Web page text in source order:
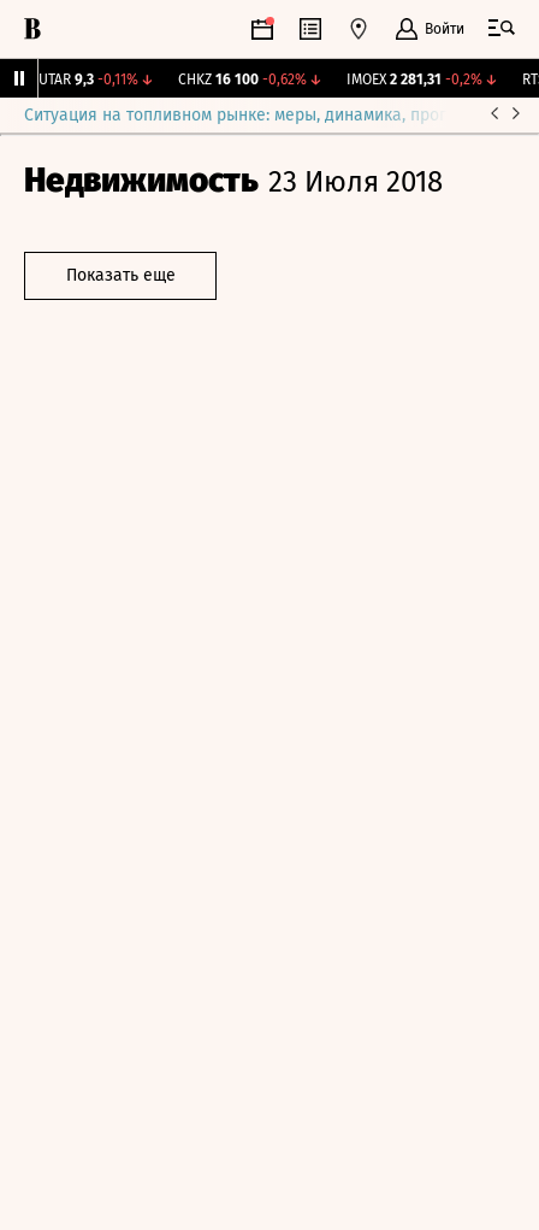
Войти
UTAR 9,3 -0,11%↓ CHKZ 16 100 -0,62%↓ IMOEX 2 281,31 -0,2%↓
Ситуация на топливном рынке: меры, динамика, прогнозы
Недвижимость 23 Июля 2018
Показать еще